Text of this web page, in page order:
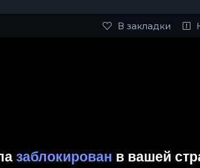
В закладки